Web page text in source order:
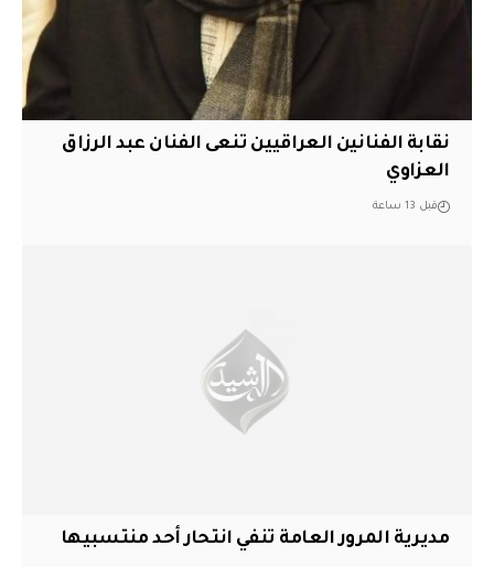
نقابة الفنانين العراقيين تنعى الفنان عبد الرزاق
العزاوي
قبل 13 ساعة
مديرية المرور العامة تنفي انتحار أحد منتسبيها